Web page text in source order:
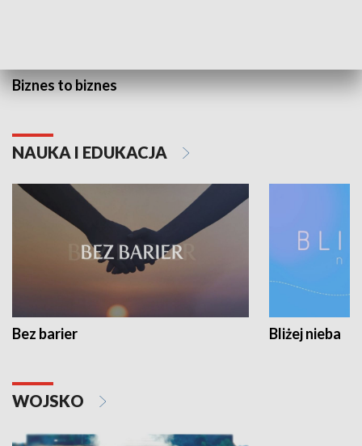
Biznes to biznes
NAUKA I EDUKACJA
Bez barier Bliżej nieba
WOJSKO